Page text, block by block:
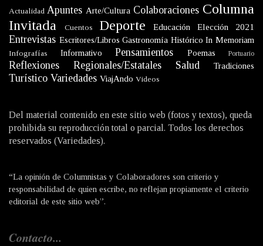
Actualidad Apuntes Arte/Cultura Colaboraciones Columna
Invitada
Cuentos Deporte Educación Elección 2021
Entrevistas Escritores/Libros Gastronomía Histórico In Memoriam
Infografías Informativo Pensamientos Poemas Portuario
Reflexiones Regionales/Estatales Salud Tradiciones
Turístico Variedades ViajAndo Videos
Del material contenido en este sitio web (fotos y textos), queda
prohibida su reproducción total o parcial. Todos los derechos
reservados (Variedades).
“La opinión de Columnistas y Colaboradores son criterio y
responsabilidad de quien escribe, no reflejan propiamente el criterio
editorial de este sitio web”.
Contacto...